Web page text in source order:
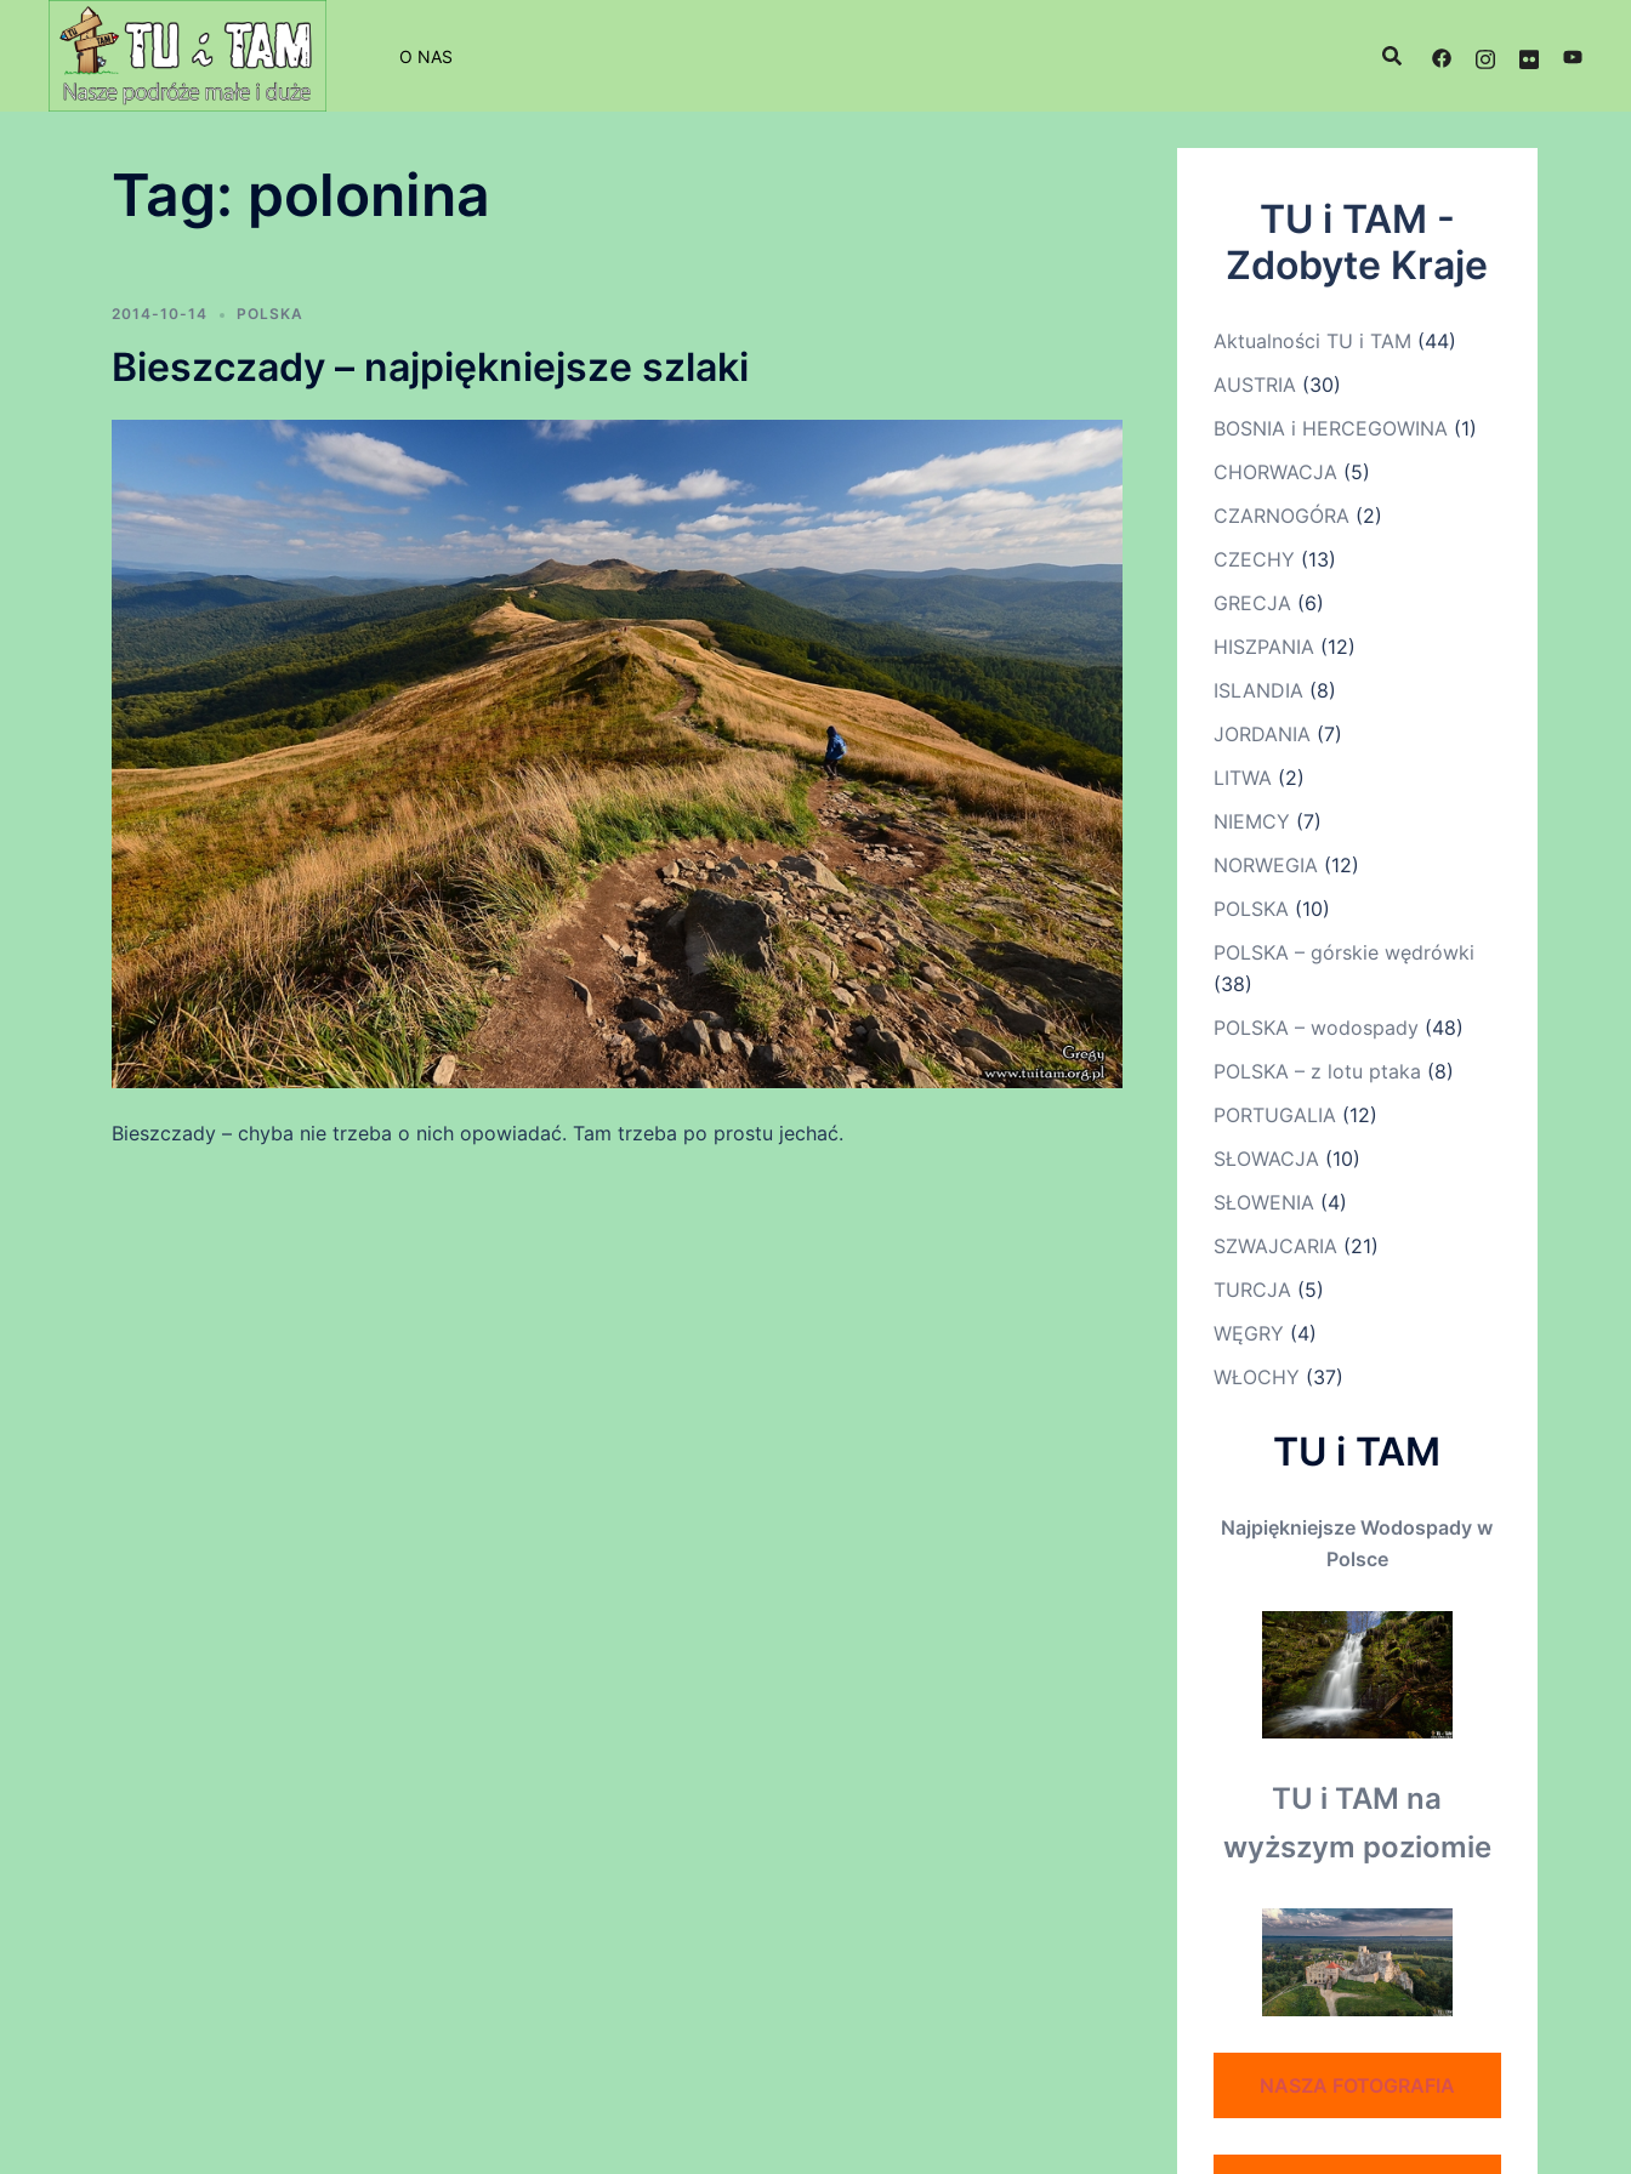
O NAS
Tag: polonina
2014-10-14 POLSKA
Bieszczady – najpiękniejsze szlaki
Bieszczady – chyba nie trzeba o nich opowiadać. Tam trzeba po prostu jechać.
TU i TAM -
Zdobyte Kraje
Aktualności TU i TAM (44)
AUSTRIA(30)
BOSNIA i HERCEGOWINA(1)
CHORWACJA(5)
CZARNOGÓRA(2)
CZECHY (13)
GRECJA(6)
HISZPANIA(12)
ISLANDIA(8)
JORDANIA(7)
LITWA(2)
NIEMCY (7)
NORWEGIA(12)
POLSKA(10)
POLSKA – górskie wędrówki
(38)
POLSKA – wodospady (48)
POLSKA – z lotu ptaka (8)
PORTUGALIA(12)
SŁOWACJA(10)
SŁOWENIA(4)
SZWAJCARIA(21)
TURCJA(5)
WĘGRY (4)
WŁOCHY (37)
TU i TAM
Najpiękniejsze Wodospady w
Polsce
TU i TAM na
wyższym poziomie
NASZA FOTOGRAFIA